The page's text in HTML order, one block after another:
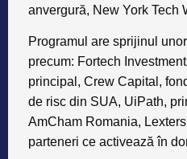
anvergură, New York Tech
Programul are sprijinul
precum: Fortech
principal, Crew Capital ,
de risc din SUA, UiPath,
AmCham Romania, Lexters
parteneri ce activează în